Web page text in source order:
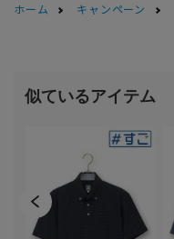
ホーム
キャンペーン